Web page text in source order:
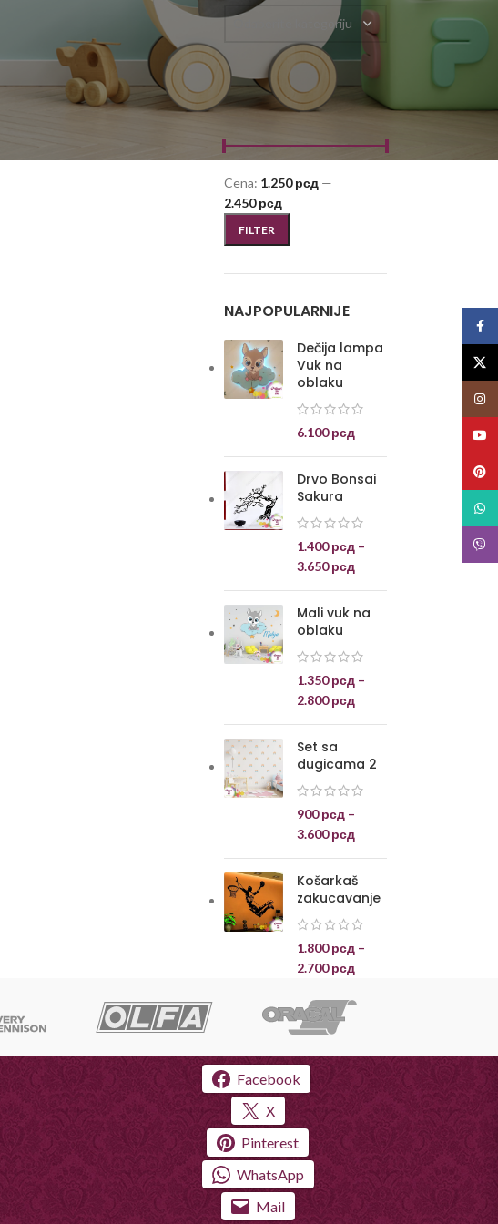
Odaberite kategoriju
FILTRIRAJ PO CENI
FILTER
Cena: 1.250 рсд —
2.450 рсд
NAJPOPULARNIJE
Dečija lampa
Vuk na
oblaku
6.100рсд
Drvo Bonsai
Sakura
1.400рсд –
3.650рсд
Mali vuk na
oblaku
1.350рсд –
2.800рсд
Set sa
dugicama 2
900рсд –
3.600рсд
Košarkaš
zakucavanje
1.800рсд –
2.700рсд
Facebook
X
Pinterest
WhatsApp
Mail
Viber